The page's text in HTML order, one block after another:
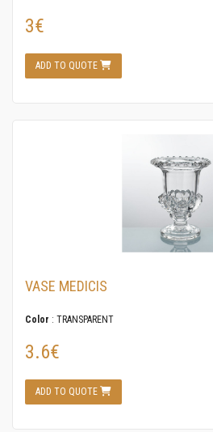
3€
ADD TO QUOTE
VASE MEDICIS
Color : TRANSPARENT
3.6€
ADD TO QUOTE